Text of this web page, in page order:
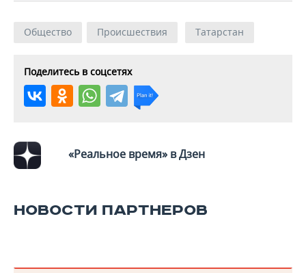
Общество Происшествия Татарстан
Поделитесь в соцсетях
«Реальное время» в Дзен
НОВОСТИ ПАРТНЕРОВ